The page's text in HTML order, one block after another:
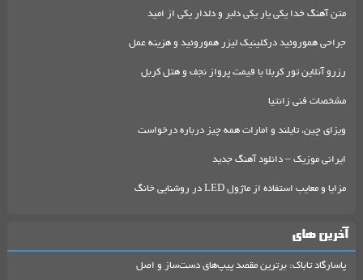
متن آهنگ خدا یکی یار یکی دلبر و دلدار یکی از امید
جراحی هموروئید درکلینیک لیزر هموروئید و هزینه عمل
رزرو آنلاین تور کربلا با قیمت پرواز نجف و هتل کربل
مشخصات فنی زانتیا
ویزای چین، تایلند و امارات همه چیز درباره درخواست
ایرانی موزیک – دانلود آهنگ جدید
مزایا و معایب استفاده از ماژول LED در روشنایی خانگ
آخرین های
پاسارگاد تاباک: برترین مقصد پیپ‌های دست‌ساز و اصل